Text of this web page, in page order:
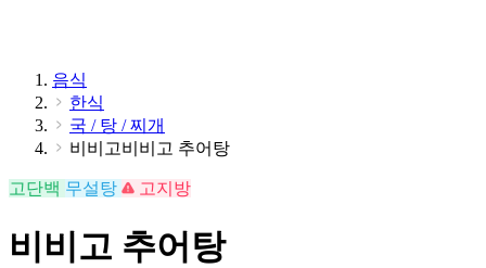
음식
한식
국 / 탕 / 찌개
비비고비비고 추어탕
고단백 무설탕 고지방
비비고 추어탕